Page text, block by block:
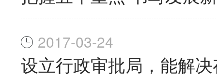
2017-03-24
设立行政审批局，能解